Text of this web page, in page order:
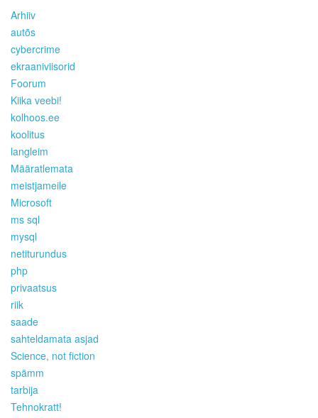
Arhiiv
autõs
cybercrime
ekraaniviisorid
Foorum
Kiika veebi!
kolhoos.ee
koolitus
langleim
Määratlemata
meistjameile
Microsoft
ms sql
mysql
netiturundus
php
privaatsus
riik
saade
sahteldamata asjad
Science, not fiction
spämm
tarbija
Tehnokratt!